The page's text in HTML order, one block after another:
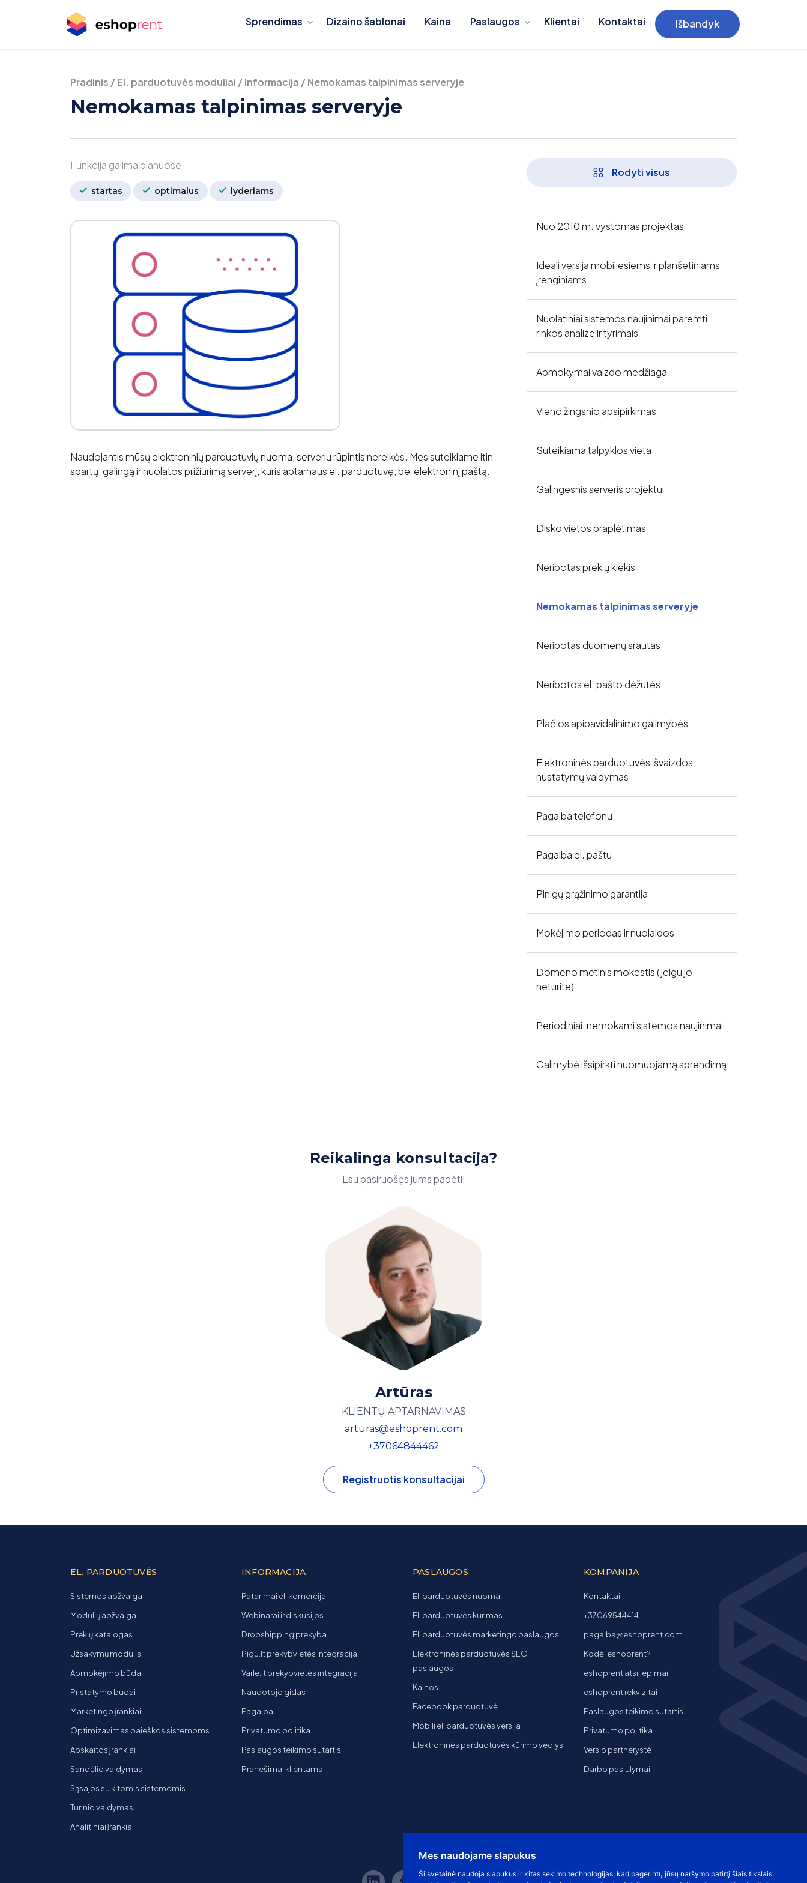
Mes naudojame slapukus
Ši svetainė naudoja slapukus ir kitas sekimo technologijas, kad pagerintų jūsų naršymo patirtį šiais tikslais:
Sprendimas Dizaino šablonai Kaina Paslaugos Klientai Kontaktai Išbandyk
Pradinis /El. parduotuvės moduliai /Informacija /Nemokamas talpinimas serveryje
Nemokamas talpinimas serveryje
Funkcija galima planuose
startas optimalus lyderiams
Naudojantis mūsų elektroninių parduotuvių nuoma, serveriu rūpintis nereikės. Mes suteikiame itin
spartų, galingą ir nuolatos prižiūrimą serverį, kuris aptarnaus el. parduotuvę, bei elektroninį paštą.
Rodyti visus
Nuo 2010 m. vystomas projektas
Ideali versija mobiliesiems ir planšetiniams
įrenginiams
Nuolatiniai sistemos naujinimai paremti
rinkos analize ir tyrimais
Apmokymai vaizdo medžiaga
Vieno žingsnio apsipirkimas
Suteikiama talpyklos vieta
Galingesnis serveris projektui
Disko vietos praplėtimas
Neribotas prekių kiekis
Nemokamas talpinimas serveryje
Neribotas duomenų srautas
Neribotos el. pašto dėžutės
Plačios apipavidalinimo galimybės
Elektroninės parduotuvės išvaizdos
nustatymų valdymas
Pagalba telefonu
Pagalba el. paštu
Pinigų grąžinimo garantija
Mokėjimo periodas ir nuolaidos
Domeno metinis mokestis (jeigu jo
neturite)
Periodiniai, nemokami sistemos naujinimai
Galimybė išsipirkti nuomuojamą sprendimą
Reikalinga konsultacija?
Esu pasiruošęs jums padėti!
Artūras
KLIENTŲ APTARNAVIMAS
arturas@eshoprent.com
+37064844462
Registruotis konsultacijai
EL. PARDUOTUVĖS
Sistemos apžvalga
Modulių apžvalga
Prekių katalogas
Užsakymų modulis
Apmokėjimo būdai
Pristatymo būdai
Marketingo įrankiai
Optimizavimas paieškos sistemoms
Apskaitos įrankiai
Sandėlio valdymas
Sąsajos su kitomis sistemomis
Turinio valdymas
Analitiniai įrankiai
INFORMACIJA
Patarimai el. komercijai
Webinarai ir diskusijos
Dropshipping prekyba
Pigu.lt prekybvietės integracija
Varle.lt prekybvietės integracija
Naudotojo gidas
Pagalba
Privatumo politika
Paslaugos teikimo sutartis
Pranešimai klientams
PASLAUGOS
El. parduotuvės nuoma
El. parduotuvės kūrimas
El. parduotuvės marketingo paslaugos
Elektroninės parduotuvės SEO
paslaugos
Kainos
Facebook parduotuvė
Mobili el. parduotuvės versija
Elektroninės parduotuvės kūrimo vedlys
KOMPANIJA
Kontaktai
+37069544414
pagalba@eshoprent.com
Kodėl eshoprent?
eshoprent atsiliepimai
eshoprent rekvizitai
Paslaugos teikimo sutartis
Privatumo politika
Verslo partnerystė
Darbo pasiūlymai